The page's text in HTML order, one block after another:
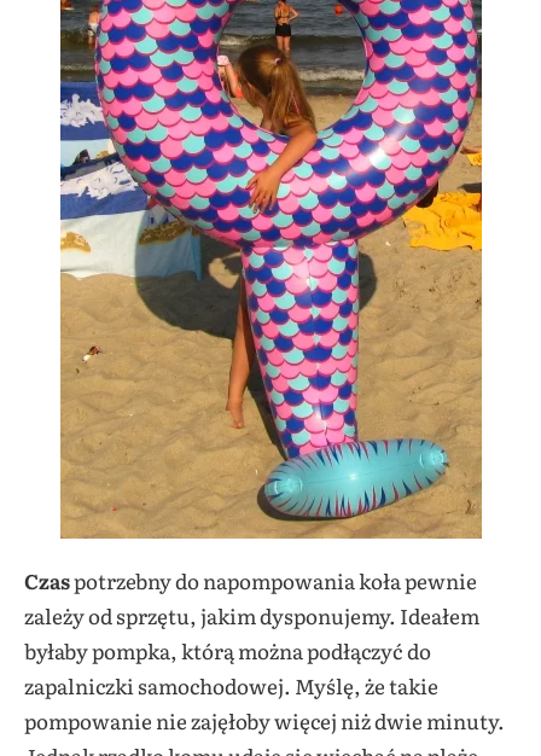
Czaspotrzebny do napompowania koła pewnie
zależy od sprzętu, jakim dysponujemy. Ideałem
byłaby pompka, którą można podłączyć do
zapalniczki samochodowej. Myślę, że takie
pompowanie nie zajęłoby więcej niż dwie minuty.